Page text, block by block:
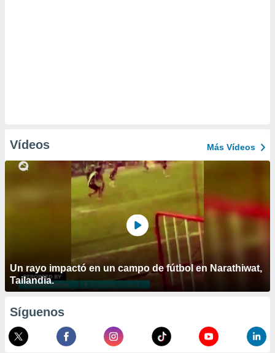
Vídeos Más Vídeos
Un rayo impactó en un campo de fútbol en Narathiwat,
Tailandia.
Síguenos